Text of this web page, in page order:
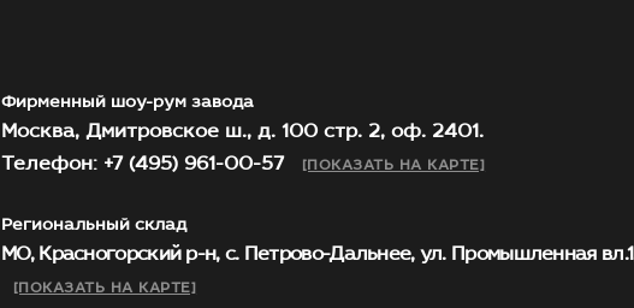
Фирменный шоу-рум завода
Москва, Дмитровское ш., д. 100 стр. 2, оф. 2401.
Телефон: +7 (495) 961-00-57
[ПОКАЗАТЬ НА КАРТЕ]
Региональный склад
МО, Красногорский р-н, с. Петрово-Дальнее, ул. Промышленная
[ПОКАЗАТЬ НА КАРТЕ]